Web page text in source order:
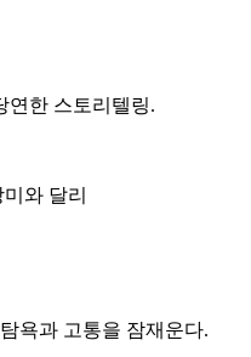
연한 스토리텔링.
와 달리
욕과 고통을 잠재운다.